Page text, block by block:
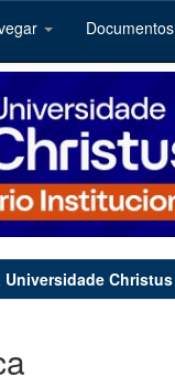
Documentos
Christus